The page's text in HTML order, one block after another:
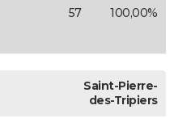
57 100,00%
Saint-Pierre-
des-Tripiers